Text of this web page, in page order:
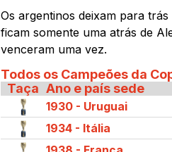
Os argentinos deixam para
ficam somente uma atrás de
venceram uma vez.
Todos os Campeões da
Taça Ano e país sede
1930 - Uruguai
1934 - Itália